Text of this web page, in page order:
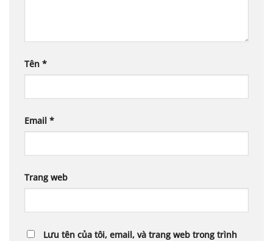
Tên *
Email *
Trang web
Lưu tên của tôi, email, và trang web trong trình